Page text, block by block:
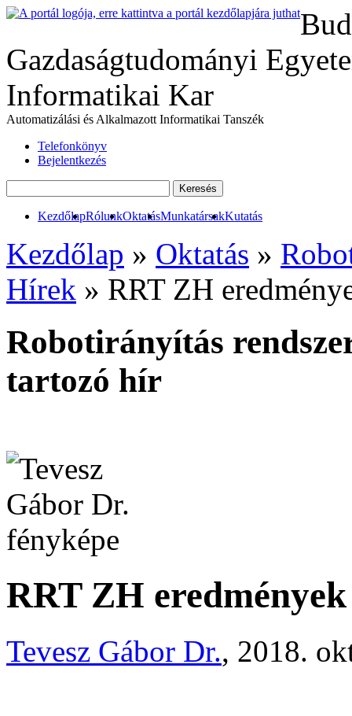
Gazdaságtudományi
Informatikai Kar
Automatizálási és Alkalmazott Informatikai Tanszék
Telefonkönyv
Bejelentkezés
KezdőlapRólunkOktatásMunkatársakKutatás
Kezdőlap » Oktatás »
Hírek » RRT ZH
Robotirányítás
tartozó hír
RRT ZH eredmények
Tevesz Gábor Dr., 2018.